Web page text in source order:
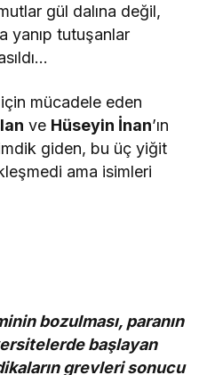
gül dalına değil,
yanıp tutuşanlar
mücadele eden
ve Hüseyin İnan’ın
giden, bu üç yiğit
ama isimleri
bozulması, paranın
başlayan
grevleri sonucu